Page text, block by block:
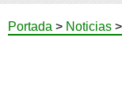
Portada > Noticias >